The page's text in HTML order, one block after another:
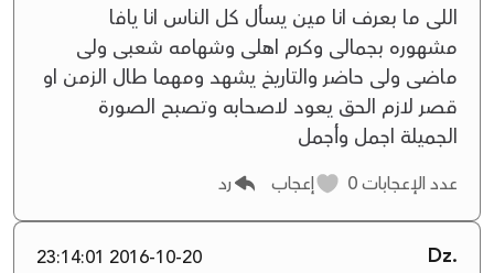
اللى ما بعرف انا مين يسأل كل الناس انا يافا
مشهوره بجمالى وكرم اهلى وشهامه شعبى ولى
ماضى ولى حاضر والتاريخ يشهد ومهما طال الزمن او
قصر لازم الحق يعود لاصحابه وتصبح الصورة
الجميلة اجمل وأجمل
عدد الإعجابات إعجاب رد
.Dz
2016-10-20 23:14:01